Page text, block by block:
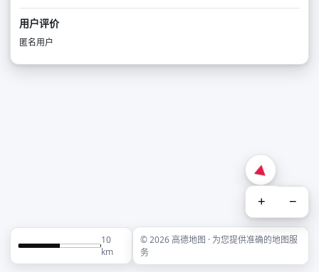
用户评价
匿名用户
+ −
10
km
© 2026 高德地图 · 为您提供准确的地图服
务